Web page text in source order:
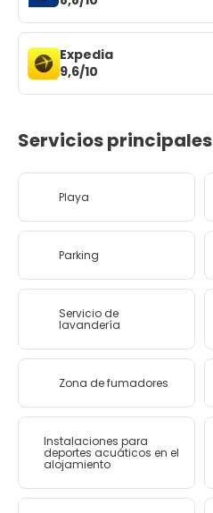
Expedia
9,6/10
Servicios principales
Playa
Parking
Servicio de
lavandería
Zona de fumadores
Instalaciones para
deportes acuáticos en el
alojamiento